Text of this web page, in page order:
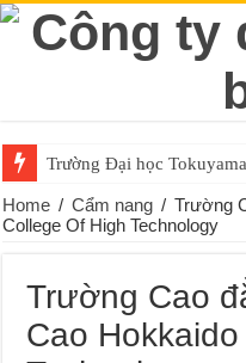
Trường Đại học
Home / Cẩm nang / Trường
College Of High Technology
Trường Cao
Cao